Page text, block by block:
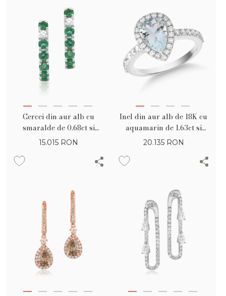
Cercei din aur alb cu
smaralde de 0.68ct si
diamante de 0.1ct
15.015 RON
Inel din aur alb de 18K cu
aquamarin de 1.63ct si
diamante de 0.59ct
20.135 RON